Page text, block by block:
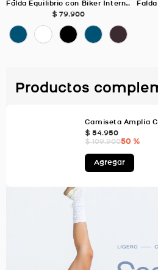
Falda Equilibrio con Biker Interno, Color Uva Para Mujer
$ 79.900
Productos
$ 54.950
$ 109.90050 %
Agregar